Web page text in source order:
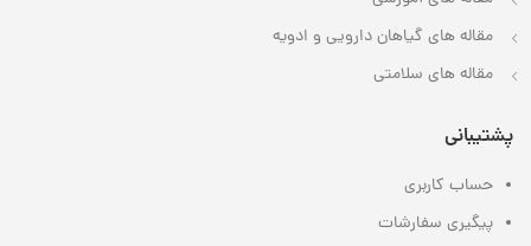
مقاله های گیاهان دارویی و ادویه
مقاله های سلامتی
پشتیبانی
حساب کاربری
پیگیری سفارشات